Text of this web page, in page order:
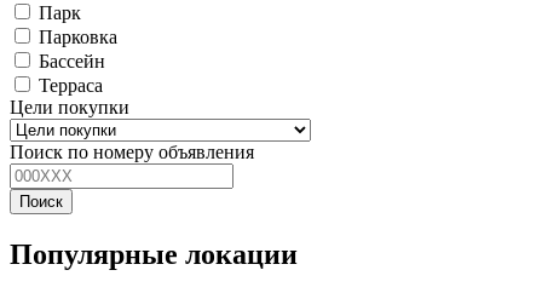
Парк
Парковка
Бассейн
Терраса
Цели покупки
Поиск по номеру объявления
Поиск
Популярные локации